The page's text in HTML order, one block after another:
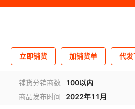
立即铺货 加铺货单 代
铺货分销商数
100以内
商品发布时间 2022年11月